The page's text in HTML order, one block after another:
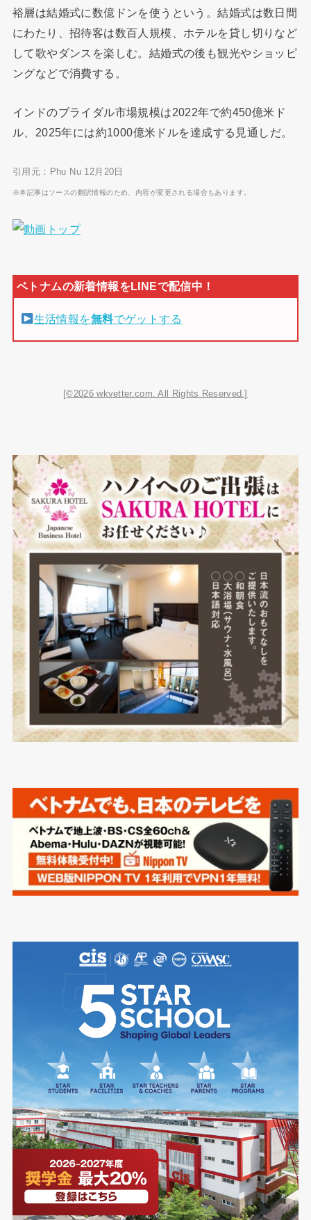
裕層は結婚式に数億ドンを使うという。結婚式は数日間
にわたり、招待客は数百人規模、ホテルを貸し切りなど
して歌やダンスを楽しむ。結婚式の後も観光やショッピ
ングなどで消費する。
インドのブライダル市場規模は2022年で約450億米ド
ル、2025年には約1000億米ドルを達成する見通しだ。
引用元：Phu Nu 12月20日
※本記事はソースの翻訳情報のため、内容が変更される場合もあります。
生活情報を無料でゲットする
[©2026 wkvetter.com. All Rights Reserved.]